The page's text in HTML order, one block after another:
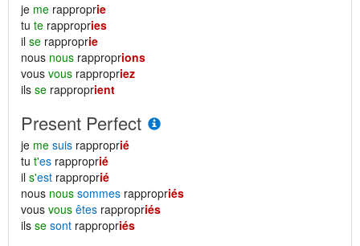
je me rapproprie
tu te rappropries
il se rapproprie
nous nous rapproprions
vous vous rappropriez
ils se rapproprient
Present Perfect
je me suis rapproprié
tu t'es rapproprié
il s'est rapproprié
nous nous sommes rappropriés
vous vous êtes rappropriés
ils se sont rappropriés